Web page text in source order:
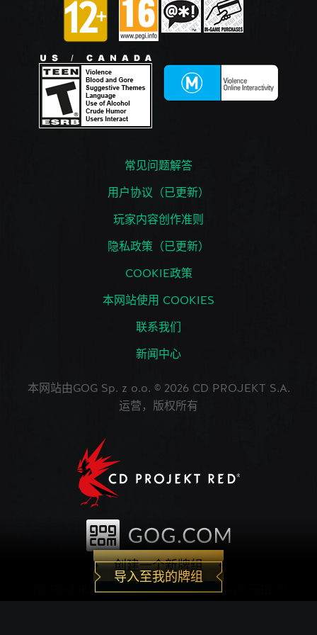
创建一个新牌组
导入至我的牌组
常见问题解答
用户协议（已更新）
玩家内容创作准则
隐私政策（已更新）
COOKIE政策
本网站使用 COOKIES
联系我们
新闻中心
本网站由GOG Sp. z o.o. © 2026 CD PROJEKT S.A.
运营，版权所有
CD PROJEKT®, The Witcher®, GWENT® 是由CD